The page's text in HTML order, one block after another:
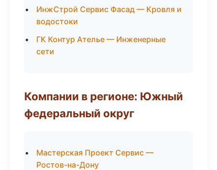
ИнжСтрой Сервис Фасад — Кровля и
водостоки
ГК Контур Ателье — Инженерные
сети
Компании в регионе: Южный
федеральный округ
Мастерская Проект Сервис —
Ростов-на-Дону